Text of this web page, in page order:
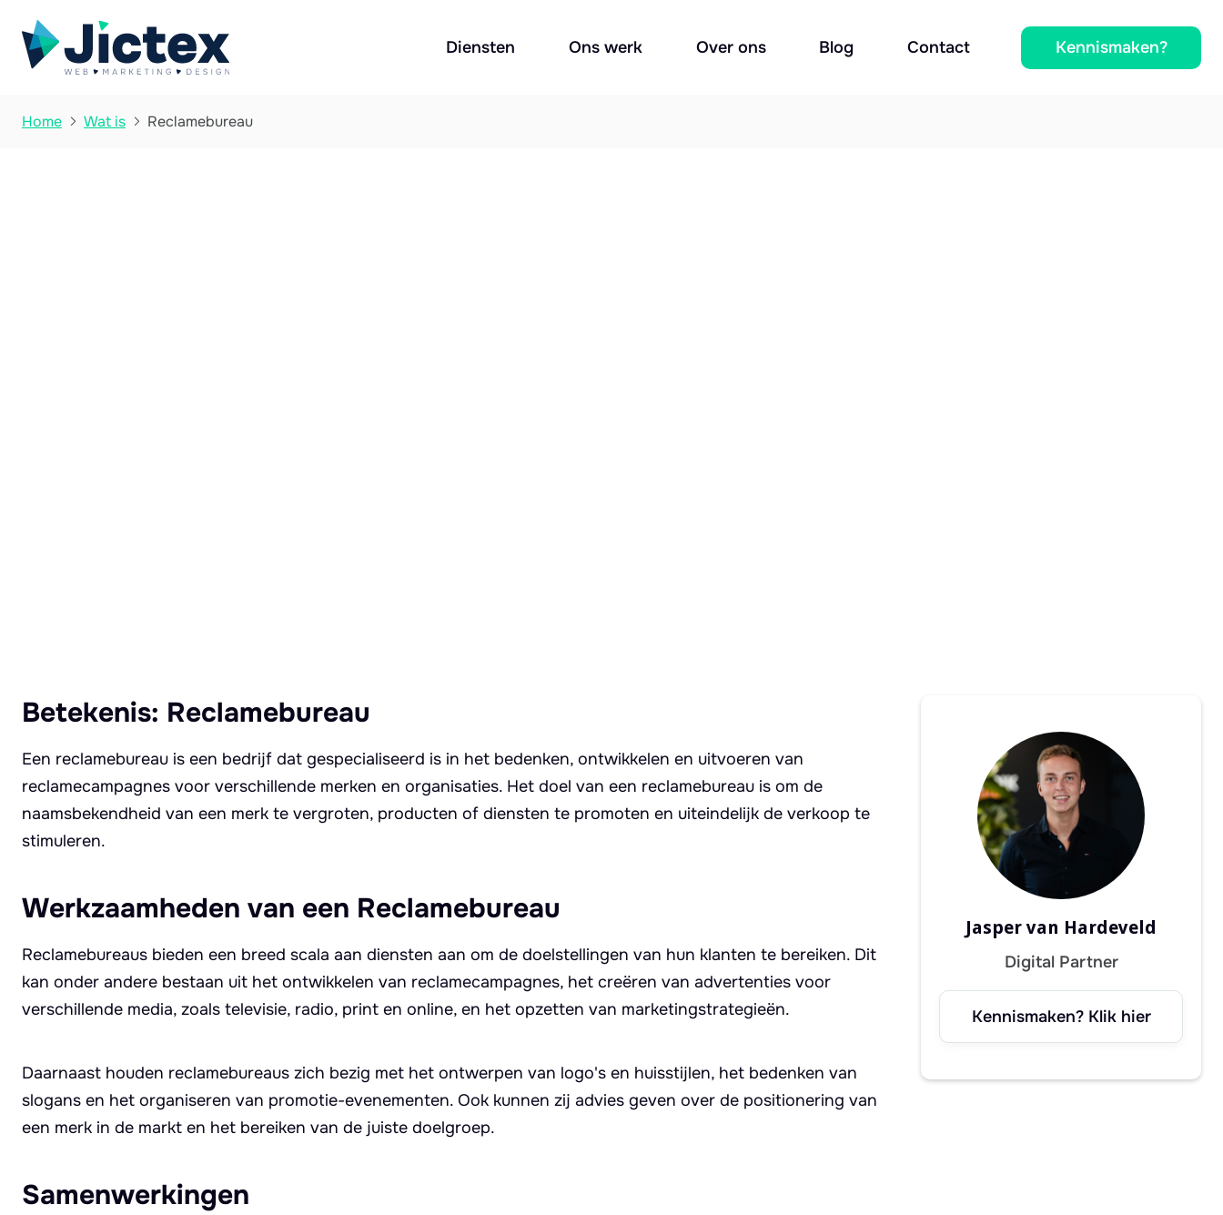
Diensten Ons werk Over ons Blog Contact Kennismaken?
Home  Wat is  Reclamebureau
Betekenis: Reclamebureau
Een reclamebureau is een bedrijf dat gespecialiseerd is in het bedenken, ontwikkelen en uitvoeren van
reclamecampagnes voor verschillende merken en organisaties. Het doel van een reclamebureau is om de
naamsbekendheid van een merk te vergroten, producten of diensten te promoten en uiteindelijk de verkoop te
stimuleren.
Werkzaamheden van een Reclamebureau
Reclamebureaus bieden een breed scala aan diensten aan om de doelstellingen van hun klanten te bereiken. Dit
kan onder andere bestaan uit het ontwikkelen van reclamecampagnes, het creëren van advertenties voor
verschillende media, zoals televisie, radio, print en online, en het opzetten van marketingstrategieën.
Daarnaast houden reclamebureaus zich bezig met het ontwerpen van logo's en huisstijlen, het bedenken van
slogans en het organiseren van promotie-evenementen. Ook kunnen zij advies geven over de positionering van
een merk in de markt en het bereiken van de juiste doelgroep.
Samenwerkingen
Jasper van Hardeveld
Digital Partner
Kennismaken? Klik hier